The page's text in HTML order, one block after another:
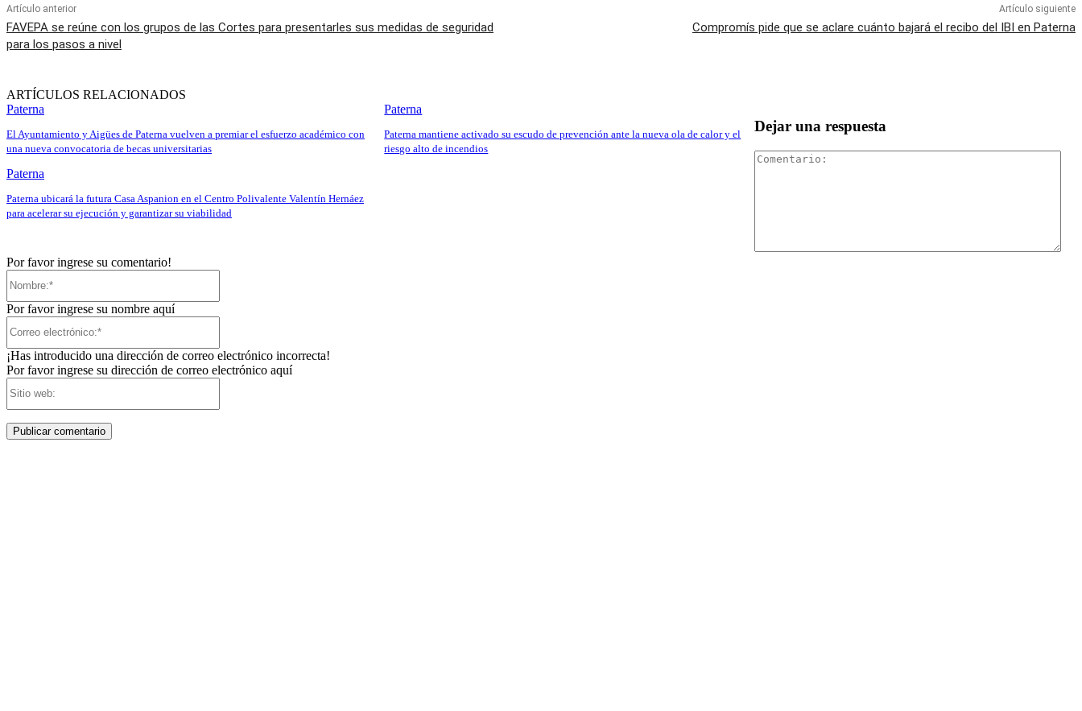
Artículo anterior
FAVEPA se reúne con los grupos de las Cortes para presentarles sus medidas de seguridad
para los pasos a nivel
Artículo siguiente
Compromís pide que se aclare cuánto bajará el recibo del IBI en Paterna
ARTÍCULOS RELACIONADOS
Paterna
El Ayuntamiento y Aigües de Paterna vuelven a premiar el esfuerzo académico con
una nueva convocatoria de becas universitarias
Paterna
Paterna mantiene activado su escudo de prevención ante la nueva ola de calor y el
riesgo alto de incendios
Paterna
Paterna ubicará la futura Casa Aspanion en el Centro Polivalente Valentín Hernáez
para acelerar su ejecución y garantizar su viabilidad
Dejar una respuesta
Por favor ingrese su comentario!
Por favor ingrese su nombre aquí
¡Has introducido una dirección de correo electrónico incorrecta!
Por favor ingrese su dirección de correo electrónico aquí